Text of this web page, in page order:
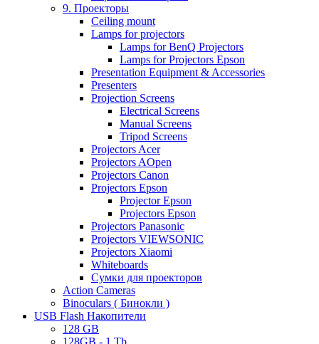
9. Проекторы
Ceiling mount
Lamps for projectors
Lamps for BenQ Projectors
Lamps for Projectors Epson
Presentation Equipment & Accessories
Presenters
Projection Screens
Electrical Screens
Manual Screens
Tripod Screens
Projectors Acer
Projectors AOpen
Projectors Canon
Projectors Epson
Projector Epson
Projectors Epson
Projectors Panasonic
Projectors VIEWSONIC
Projectors Xiaomi
Whiteboards
Сумки для проекторов
Action Cameras
Binoculars ( Бинокли )
USB Flash Накопители
128 GB
128GB - 1 Tb